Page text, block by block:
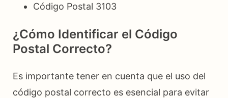
Código Postal 3103
¿Cómo Identificar el Código
Postal Correcto?
Es importante tener en cuenta que el uso del
código postal correcto es esencial para evitar